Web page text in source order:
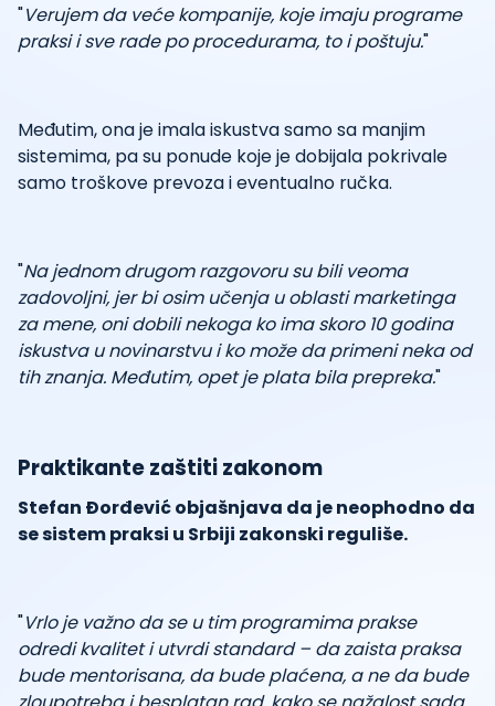
"Verujem da veće kompanije, koje imaju programe
praksi i sve rade po procedurama, to i poštuju."
Međutim, ona je imala iskustva samo sa manjim
sistemima, pa su ponude koje je dobijala pokrivale
samo troškove prevoza i eventualno ručka.
"Na jednom drugom razgovoru su bili veoma
zadovoljni, jer bi osim učenja u oblasti marketinga
za mene, oni dobili nekoga ko ima skoro 10 godina
iskustva u novinarstvu i ko može da primeni neka od
tih znanja. Međutim, opet je plata bila prepreka."
Praktikante zaštiti zakonom
Stefan Đorđević objašnjava da je neophodno da
se sistem praksi u Srbiji zakonski reguliše.
"Vrlo je važno da se u tim programima prakse
odredi kvalitet i utvrdi standard – da zaista praksa
bude mentorisana, da bude plaćena, a ne da bude